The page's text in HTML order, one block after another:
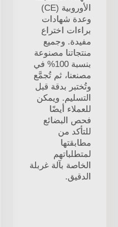
الأوروبية (CE)
وعدة شهادات
براءات اختراع
مفيدة. وجميع
منتجاتنا مصنوعة
بنسبة 100% في
مصنعنا، ثم تُجمَّع
وتُختبر بدقة قبل
التسليم. ويمكن
للعملاء أيضًا
فحص البضائع
للتأكد من
مطابقتها
لمتطلباتهم
الخاصة بآلة غربلة
الدقيق.